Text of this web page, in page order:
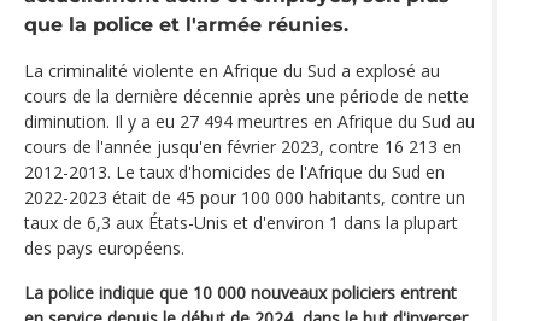
que la police et l'armée réunies.
La criminalité violente en Afrique du Sud a explosé au
cours de la dernière décennie après une période de nette
diminution. Il y a eu 27 494 meurtres en Afrique du Sud au
cours de l'année jusqu'en février 2023, contre 16 213 en
2012-2013. Le taux d'homicides de l'Afrique du Sud en
2022-2023 était de 45 pour 100 000 habitants, contre un
taux de 6,3 aux États-Unis et d'environ 1 dans la plupart
des pays européens.
La police indique que 10 000 nouveaux policiers entrent